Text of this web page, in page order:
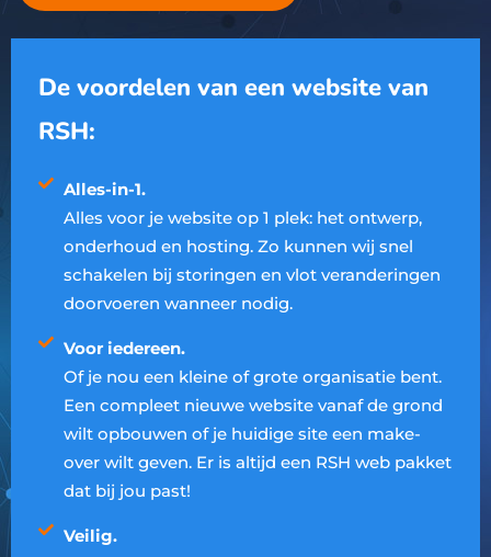
De voordelen van een website van
RSH:
Alles-in-1.
Alles voor je website op 1 plek: het ontwerp,
onderhoud en hosting. Zo kunnen wij snel
schakelen bij storingen en vlot veranderingen
doorvoeren wanneer nodig.
Voor iedereen.
Of je nou een kleine of grote organisatie bent.
Een compleet nieuwe website vanaf de grond
wilt opbouwen of je huidige site een make-
over wilt geven. Er is altijd een RSH web pakket
dat bij jou past!
Veilig.